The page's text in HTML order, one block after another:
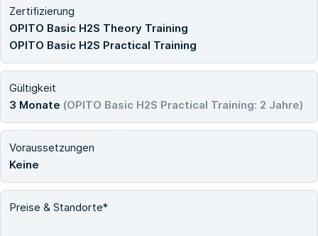
Zertifizierung
OPITO Basic H2S Theory Training
OPITO Basic H2S Practical Training
Gültigkeit
3 Monate (OPITO Basic H2S Practical Training: 2 Jahre)
Voraussetzungen
Keine
Preise & Standorte*